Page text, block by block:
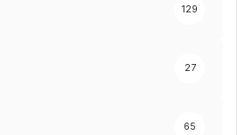
129
27
65